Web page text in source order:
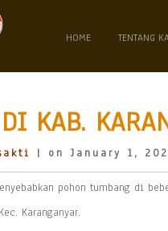
HOME TENTANG
KAB.
| on January 1,
pohon tumbang di
Karanganyar.